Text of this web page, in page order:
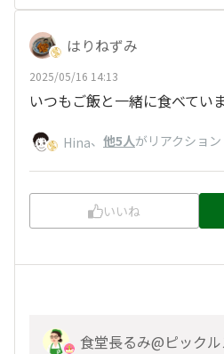
はりねずみ
2025/05/16 14:13
いつもご飯と一緒に食べてい
Hina、 他5人がリアクション
いいね
食堂長るみ@ピック